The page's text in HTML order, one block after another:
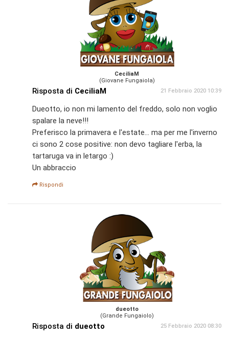
CeciliaM
(Giovane Fungaiola)
Risposta di CeciliaM 21 Febbraio 2020 10:39
Dueotto, io non mi lamento del freddo, solo non voglio
spalare la neve!!!
Preferisco la primavera e l'estate... ma per me l'inverno
ci sono 2 cose positive: non devo tagliare l'erba, la
tartaruga va in letargo :)
Un abbraccio
Rispondi
dueotto
(Grande Fungaiolo)
Risposta di dueotto 25 Febbraio 2020 08:30